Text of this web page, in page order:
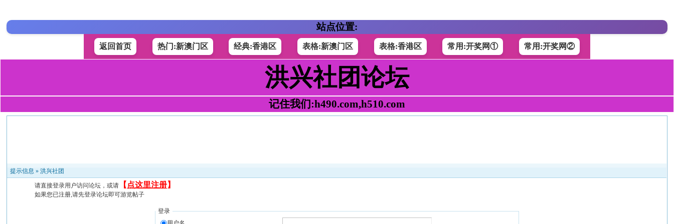
站点位置:
返回首页 热门:新澳门区 经典:香港区 表格:新澳门区 表格:香港区 常用:开奖网① 常用:开奖网②
洪兴社团论坛
记住我们:h490.com,h510.com
提示信息 »洪兴社团
请直接登录用户访问论坛，或请 【 点这里注册】
如果您已注册,请先登录论坛即可游览帖子
登录